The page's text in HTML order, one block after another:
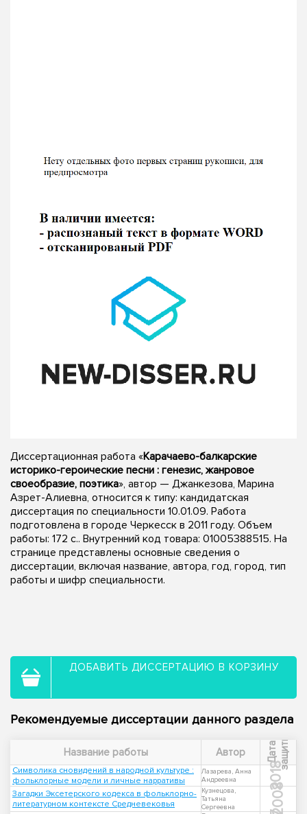
Диссертационная работа «Карачаево-балкарские
историко-героические песни : генезис, жанровое
своеобразие, поэтика», автор — Джанкезова, Марина
Азрет-Алиевна, относится к типу: кандидатская
диссертация по специальности 10.01.09. Работа
подготовлена в городе Черкесск в 2011 году. Объем
работы: 172 с.. Внутренний код товара: 01005388515. На
странице представлены основные сведения о
диссертации, включая название, автора, год, город, тип
работы и шифр специальности.
ДОБАВИТЬ ДИССЕРТАЦИЮ В КОРЗИНУ
Рекомендуемые диссертации данного раздела
Название работы Автор Д
а
т
а
з
а
щ
и
ты
Символика сновидений в народной культуре :
фольклорные модели и личные нарративы
Лазарева, Анна
Андреевна
2018
Загадки Эксетерского кодекса в фольклорно-
литературном контексте Средневековья
Кузнецова,
Татьяна
Сергеевна
2008